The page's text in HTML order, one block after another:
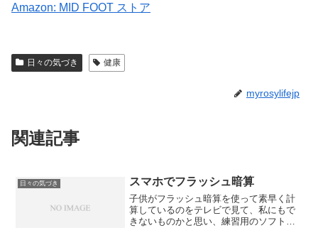
Amazon: MID FOOT ストア
日々の気づき 健康
myrosylifejp
関連記事
日々の気づき スマホでフラッシュ暗算
子供がフラッシュ暗算を使って素早く計
算しているのをテレビで見て、私にもで
きないものかと思い、練習用のソフトが